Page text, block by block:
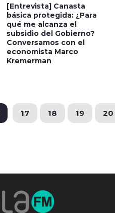
[Entrevista] Canasta
básica protegida: ¿Para
qué me alcanza el
subsidio del Gobierno?
Conversamos con el
economista Marco
Kremerman
17 18 19 20